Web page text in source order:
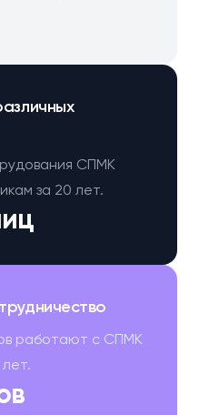
СПМК
за 20 лет.
работают с СПМК